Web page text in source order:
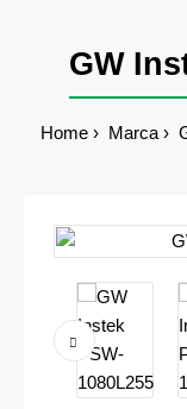
GW
Home Marca